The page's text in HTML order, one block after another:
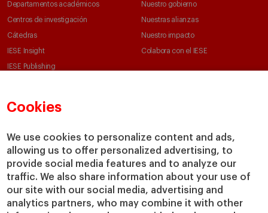
Cookies
We use cookies to personalize content and ads,
allowing us to offer personalized advertising, to
provide social media features and to analyze our
traffic. We also share information about your use of
our site with our social media, advertising and
analytics partners, who may combine it with other
Departamentos académicos
Centros de investigación
Cátedras
IESE Insight
IESE Publishing
Nuestro gobierno
Nuestras alianzas
Nuestro impacto
Colabora con el IESE
Jobs @IESE
Préstamos y becas